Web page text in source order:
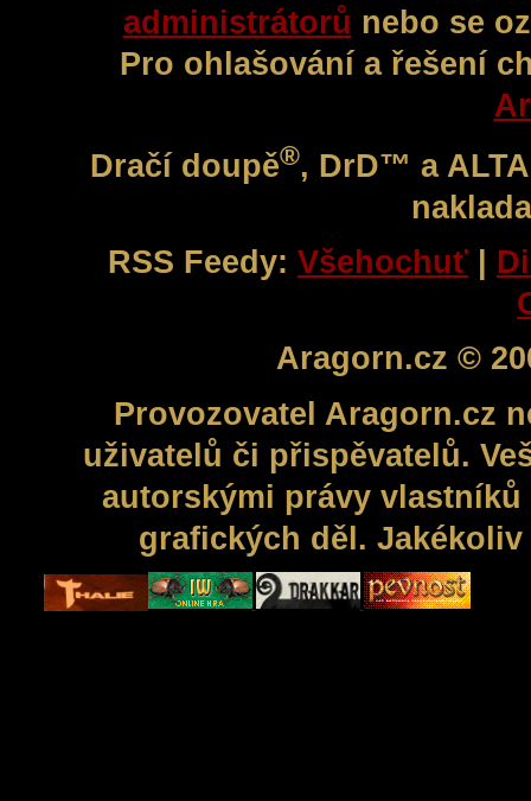
administrátorů nebo se
Pro ohlašování a řešení
Dračí doupě®, DrD™ a
RSS Feedy: Všehochuť |
Aragorn.cz ©
Provozovatel Aragorn.cz
uživatelů či přispěvatelů.
autorskými právy
grafických děl.